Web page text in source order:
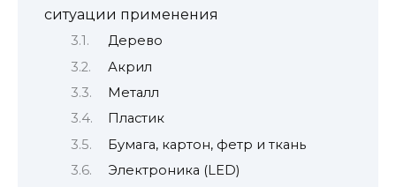
ситуации применения
Дерево
Акрил
Металл
Пластик
Бумага, картон, фетр и ткань
Электроника (LED)